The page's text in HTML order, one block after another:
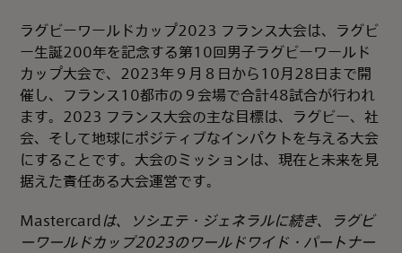
ラグビーワールドカップ2023 フランス大会は、ラグビ
ー生誕200年を記念する第10回男子ラグビーワールド
カップ大会で、2023年９月８日から10月28日まで開
催し、フランス10都市の９会場で合計48試合が行われ
ます。2023 フランス大会の主な目標は、ラグビー、社
会、そして地球にポジティブなインパクトを与える大会
にすることです。大会のミッションは、現在と未来を見
据えた責任ある大会運営です。
Mastercardは、ソシエテ・ジェネラルに続き、ラグビ
ーワールドカップ2023のワールドワイド・パートナー